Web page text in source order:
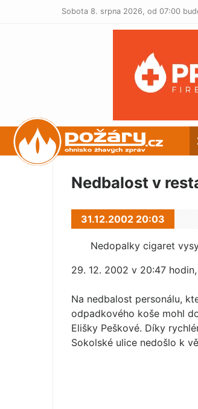
Sobota 8. srpna 2026, od 07:00
POŽÁRY.cz
Nedbalost v
31.12.2002 20:03
Nedopalky cigaret
29. 12. 2002 v 20:47
Na nedbalost personálu,
odpadkového koše mohl
Elišky Peškové. Díky
Sokolské ulice nedošlo k